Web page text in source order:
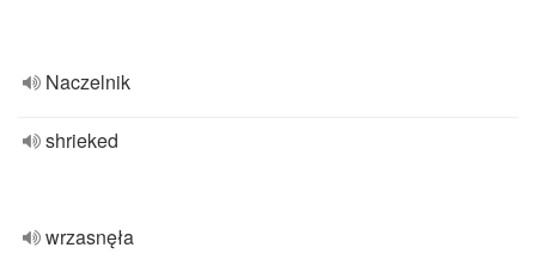
Naczelnik
shrieked
wrzasnęła